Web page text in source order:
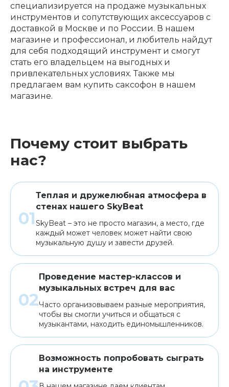
специализируется на продаже музыкальных
инструментов и сопутствующих аксессуаров с
доставкой в Москве и по России. В нашем
магазине и профессионал, и любитель найдут
для себя подходящий инструмент и смогут
стать его владельцем на выгодных и
привлекательных условиях. Также мы
предлагаем вам купить саксофон в нашем
магазине.
Почему стоит выбрать
нас?
Теплая и дружелюбная атмосфера в
стенах нашего SkyBeat
SkyBeat – это не просто магазин, а место, где
каждый может человек может найти свою
музыкальную душу и завести друзей.
Проведение мастер-классов и
музыкальных встреч для вас
Часто организовываем разные мероприятия,
чтобы вы смогли учиться и общаться с
музыкантами, находить единомышленников.
Возможность попробовать сыграть
на инструменте